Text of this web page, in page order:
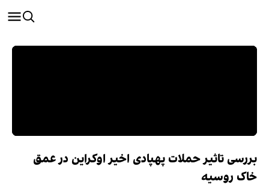
بررسی تاثیر حملات پهپادی اخیر اوکراین در عمق
خاک روسیه